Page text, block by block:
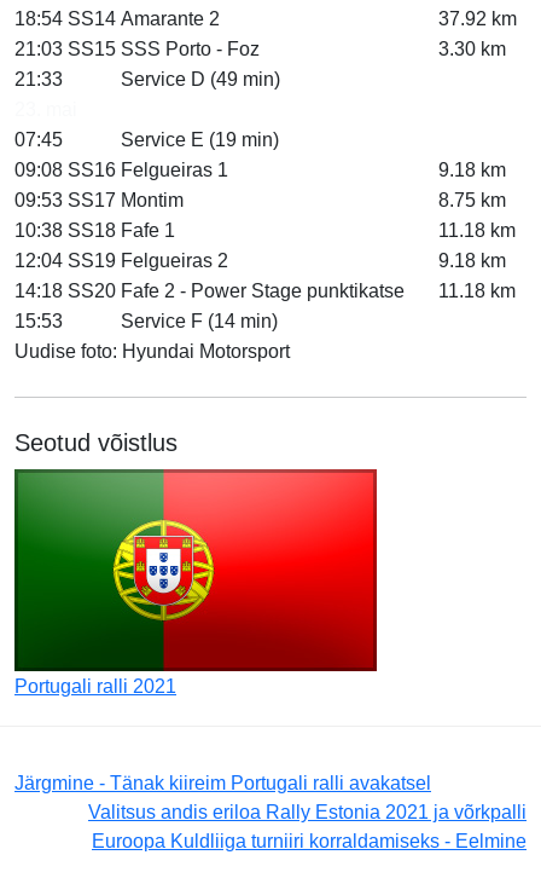
18:54 SS14 Amarante 2
37.92 km
21:03 SS15 SSS Porto - Foz
3.30 km
21:33
Service D (49 min)
07:45
Service E (19 min)
09:08 SS16 Felgueiras 1
9.18 km
09:53 SS17 Montim
8.75 km
10:38 SS18 Fafe 1
11.18 km
12:04 SS19 Felgueiras 2
9.18 km
14:18 SS20 Fafe 2 - Power Stage punktikatse
11.18 km
15:53
Service F (14 min)
Uudise foto: Hyundai Motorsport
Seotud võistlus
Portugali ralli 2021
Järgmine - Tänak kiireim Portugali ralli avakatsel
Valitsus andis eriloa Rally Estonia 2021 ja võrkpalli
Euroopa Kuldliiga turniiri korraldamiseks - Eelmine